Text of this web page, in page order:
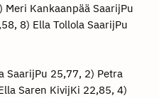
Kankaanpää SaarijPu
8) Ella Tollola SaarijPu
SaarijPu 25,77, 2) Petra
Saren KivijKi 22,85, 4)